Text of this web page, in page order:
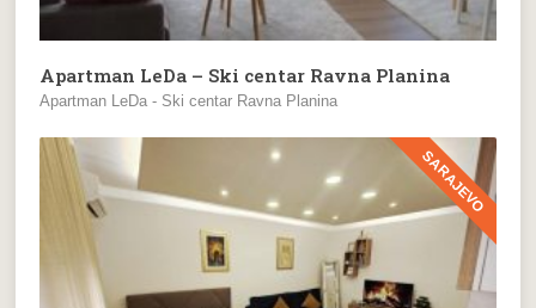
Apartman LeDa – Ski centar Ravna Planina
Apartman LeDa - Ski centar Ravna Planina
SARAJEVO